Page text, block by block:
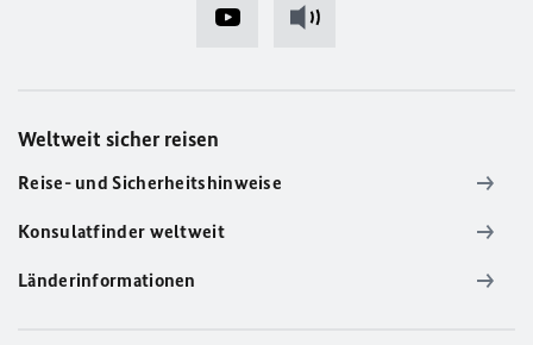
Weltweit sicher reisen
Reise- und Sicherheitshinweise
Konsulatfinder weltweit
Länderinformationen